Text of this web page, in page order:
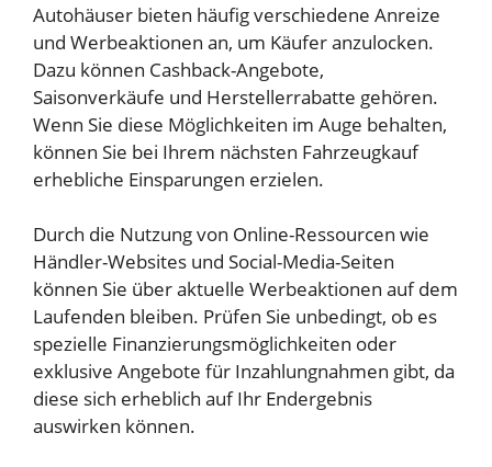
Autohäuser bieten häufig verschiedene Anreize
und Werbeaktionen an, um Käufer anzulocken.
Dazu können Cashback-Angebote,
Saisonverkäufe und Herstellerrabatte gehören.
Wenn Sie diese Möglichkeiten im Auge behalten,
können Sie bei Ihrem nächsten Fahrzeugkauf
erhebliche Einsparungen erzielen.
Durch die Nutzung von Online-Ressourcen wie
Händler-Websites und Social-Media-Seiten
können Sie über aktuelle Werbeaktionen auf dem
Laufenden bleiben. Prüfen Sie unbedingt, ob es
spezielle Finanzierungsmöglichkeiten oder
exklusive Angebote für Inzahlungnahmen gibt, da
diese sich erheblich auf Ihr Endergebnis
auswirken können.